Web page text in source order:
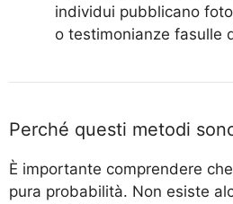
individui pubblicano
o testimonianze fasulle
Perché questi metodi
È importante comprendere
pura probabilità. Non esiste